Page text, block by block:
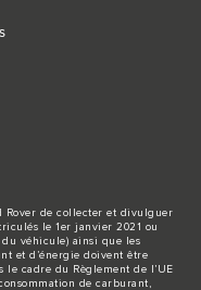
Rover de collecter et divulguer
le 1er janvier 2021 ou
véhicule) ainsi que les
et d’énergie doivent être
le cadre du Règlement de l’UE
de carburant,